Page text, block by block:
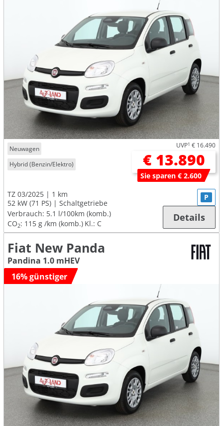
Neuwagen
Hybrid (Benzin/Elektro)
UVP1 € 16.490
€ 13.890
Sie sparen € 2.600
TZ 03/2025
1 km
52 kW (71 PS)
Schaltgetriebe
Verbrauch: 5.1 l/100km (komb.)
CO2: 115 g /km (komb.) Kl.: C
P
Details
Fiat New Panda
Pandina 1.0 mHEV
16% günstiger